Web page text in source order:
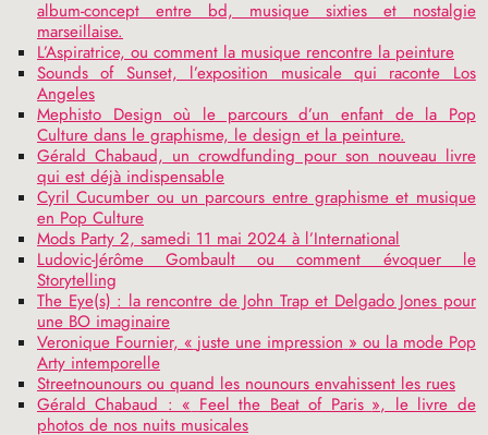
album-concept entre bd, musique sixties et nostalgie
marseillaise.
L’Aspiratrice, ou comment la musique rencontre la peinture
Sounds of Sunset, l’exposition musicale qui raconte Los
Angeles
Mephisto Design où le parcours d’un enfant de la Pop
Culture dans le graphisme, le design et la peinture.
Gérald Chabaud, un crowdfunding pour son nouveau livre
qui est déjà indispensable
Cyril Cucumber ou un parcours entre graphisme et musique
en Pop Culture
Mods Party 2, samedi 11 mai 2024 à l’International
Ludovic-Jérôme Gombault ou comment évoquer le
Storytelling
The Eye(s) : la rencontre de John Trap et Delgado Jones pour
une BO imaginaire
Veronique Fournier, « juste une impression » ou la mode Pop
Arty intemporelle
Streetnounours ou quand les nounours envahissent les rues
Gérald Chabaud : « Feel the Beat of Paris », le livre de
photos de nos nuits musicales